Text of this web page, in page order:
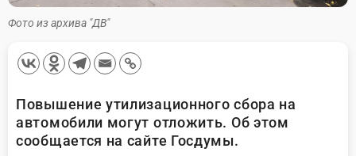
Фото из архива "ДВ"
Повышение утилизационного сбора на
автомобили могут отложить. Об этом
сообщается на сайте Госдумы.